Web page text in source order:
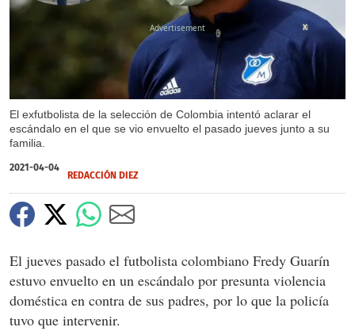
El exfutbolista de la selección de Colombia intentó aclarar el
escándalo en el que se vio envuelto el pasado jueves junto a su
familia.
X
2021-04-04
REDACCIÓN DIEZ
El jueves pasado el futbolista colombiano Fredy Guarín
estuvo envuelto en un escándalo por presunta violencia
doméstica en contra de sus padres, por lo que la policía
tuvo que intervenir.